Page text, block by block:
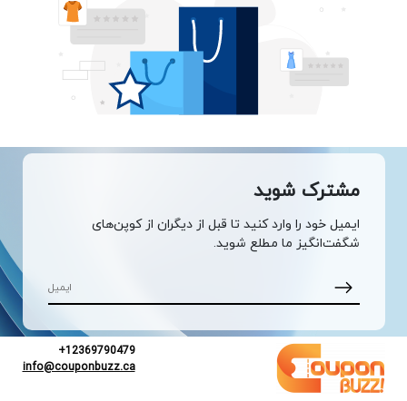
مشترک شوید
ایمیل خود را وارد کنید تا قبل از دیگران از کوپن‌های
شگفت‌انگیز ما مطلع شوید.
+12369790479
info@couponbuzz.ca